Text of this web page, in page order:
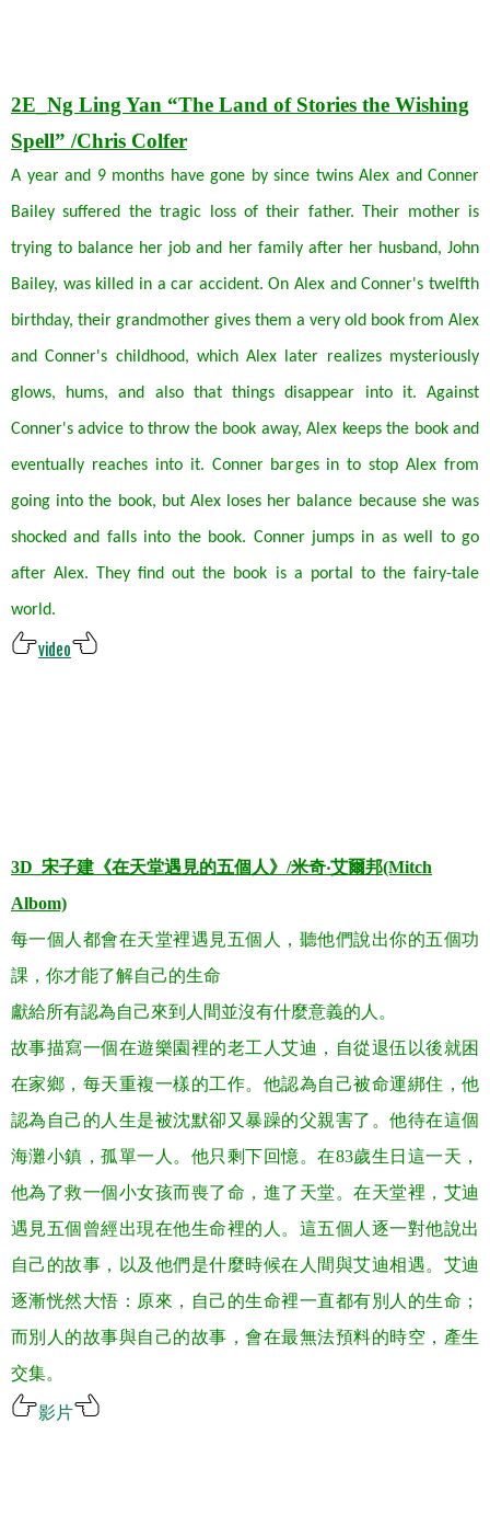
2E_ Ng Ling Yan “The Land of Stories the Wishing
Spell” /Chris Colfer
A year and 9 months have gone by since twins Alex and Conner
Bailey suffered the tragic loss of their father. Their mother is
trying to balance her job and her family after her husband, John
Bailey, was killed in a car accident. On Alex and Conner's twelfth
birthday, their grandmother gives them a very old book from Alex
and Conner's childhood, which Alex later realizes mysteriously
glows, hums, and also that things disappear into it. Against
Conner's advice to throw the book away, Alex keeps the book and
eventually reaches into it. Conner barges in to stop Alex from
going into the book, but Alex loses her balance because she was
shocked and falls into the book. Conner jumps in as well to go
after Alex. They find out the book is a portal to the fairy-tale
world.
video
3D_ 宋子建 《在天堂遇見的五個 人》 /米奇‧艾爾邦(Mitch
Albom)
每一個人都會在天堂裡遇見五個人，聽他們說出你的五個功
課，你才能了解自己的生命
獻給所有認為自己來到人間並沒有什麼意義的人。
故事描寫一個在遊樂園裡的老工人艾迪，自從退伍以後就困
在家鄉，每天重複一樣的工作。他認為自己被命運綁住，他
認為自己的人生是被沈默卻又暴躁的父親害了。他待在這個
海灘小鎮，孤單一人。他只剩下回憶。在83歲生日這一天，
他為了救一個小女孩而喪了命，進了天堂。在天堂裡，艾迪
遇見五個曾經出現在他生命裡的人。這五個人逐一對他說出
自己的故事，以及他們是什麼時候在人間與艾迪相遇。艾迪
逐漸恍然大悟：原來，自己的生命裡一直都有別人的生命；
而別人的故事與自己的故事，會在最無法預料的時空，產生
交集。
影片